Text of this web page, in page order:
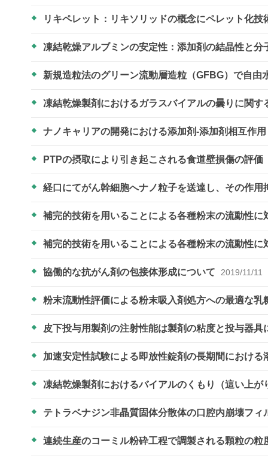
リキペレット：リキソリッドの概念にペレット化
凍結乾燥アルブミンの安定性：添加剤の結晶性と
新規造粒法のグリーン流動層造粒（GFBG）で自
凍結乾燥製剤におけるガラスバイアルの曇りに関す
ナノキャリアの開発における添加剤-添加剤相互作
PTPの摂取により引き起こされる食道壁損傷の評価
経口にてがん幹細胞へナノ粒子を送達し、その作
補完的技術を用いることによる各種粉末の流動性
補完的技術を用いることによる各種粉末の流動性
協働的な抗がん剤の包接体形成について 2019/11/11
粉末流動性評価による粉末吸入剤処方への最適な
皮下投与用製剤の注射性能は製剤の粘度と投与器
加速安定性試験による即放性錠剤の長期間におけ
凍結乾燥製剤におけるバイアルのくもり（這い上
テトラベナジン非晶質固体分散体の口腔内崩壊フィ
連続生産のコーミル粉砕工程で調製される顆粒の